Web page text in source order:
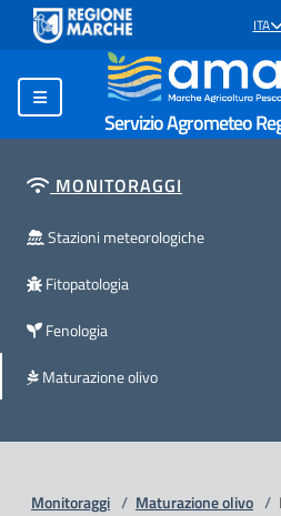
ITA
Servizio Agrometeo
MONITORAGGI
Stazioni meteorologiche
Fitopatologia
Fenologia
Maturazione olivo
Monitoraggi / Maturazione olivo /